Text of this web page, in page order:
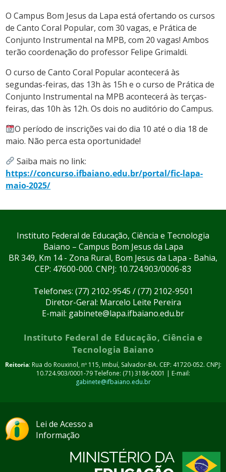
O Campus Bom Jesus da Lapa está ofertando os cursos
de Canto Coral Popular, com 30 vagas, e Prática de
Conjunto Instrumental na MPB, com 20 vagas! Ambos
terão coordenação do professor Felipe Grimaldi.
O curso de Canto Coral Popular acontecerá às
segundas-feiras, das 13h às 15h e o curso de Prática de
Conjunto Instrumental na MPB acontecerá às terças-
feiras, das 10h às 12h. Os dois no auditório do Campus.
O período de inscrições vai do dia 10 até o dia 18 de
maio. Não perca esta oportunidade!
Saiba mais no link:
https://concurso.ifbaiano.edu.br/portal/fic-lapa-
maio-2025/
Instituto Federal de Educação, Ciência e Tecnologia
Baiano – Campus Bom Jesus da Lapa
BR 349, Km 14 - Zona Rural, Bom Jesus da Lapa - Bahia,
CEP: 47600-000. CNPJ: 10.724.903/0006-83
Telefones: (77) 2102-9545 / (77) 2102-9501
Diretor-Geral: Marcelo Leite Pereira
E-mail: gabinete@lapa.ifbaiano.edu.br
Instituto Federal de Educação, Ciência e
Tecnologia Baiano
Reitoria: Rua do Rouxinol, nº 115, Imbuí, Salvador-BA. CEP: 41720-052. CNPJ:
10.724.903/0001-79 Telefone: (71) 3186-0001 | E-mail:
gabinete@ifbaiano.edu.br
Lei de Acesso a
Informação